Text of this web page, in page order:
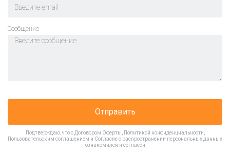
Cообщение
Отправить
Подтверждаю, что с Договором Оферты Политикой конфиденциальности
Пользовательским соглашением и Согласие о распространении персональных данных
ознакомился и согласен